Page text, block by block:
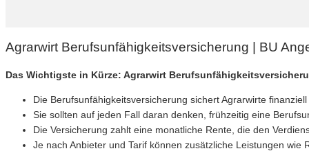
Agrarwirt Berufsunfähigkeitsversicherung | BU
Das Wichtigste in Kürze: Agrarwirt
Die Berufsunfähigkeitsversicherung sichert Agrarwirte
Sie sollten auf jeden Fall daran denken, frühzeitig eine
Die Versicherung zahlt eine monatliche Rente, die den
Je nach Anbieter und Tarif können zusätzliche Leistungen